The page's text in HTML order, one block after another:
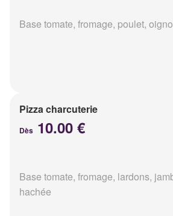
Base tomate, fromage, poulet,
Pizza charcuterie
Dès 10.00 €
Base tomate, fromage, lardons,
hachée